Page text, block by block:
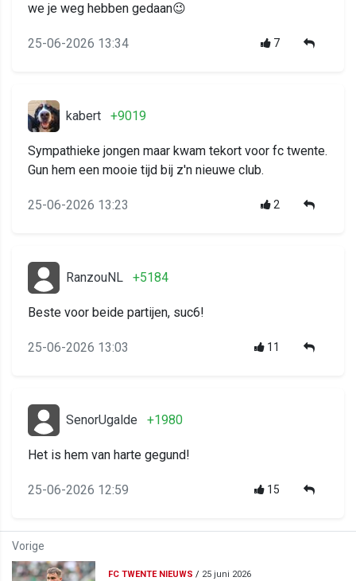
we je weg hebben gedaan😉
25-06-2026 13:34 7
kabert +9019
Sympathieke jongen maar kwam tekort voor fc twente.
Gun hem een mooie tijd bij z'n nieuwe club.
25-06-2026 13:23 2
RanzouNL +5184
Beste voor beide partijen, suc6!
25-06-2026 13:03 11
SenorUgalde +1980
Het is hem van harte gegund!
25-06-2026 12:59 15
Vorige
FC TWENTE NIEUWS / 25 juni 2026